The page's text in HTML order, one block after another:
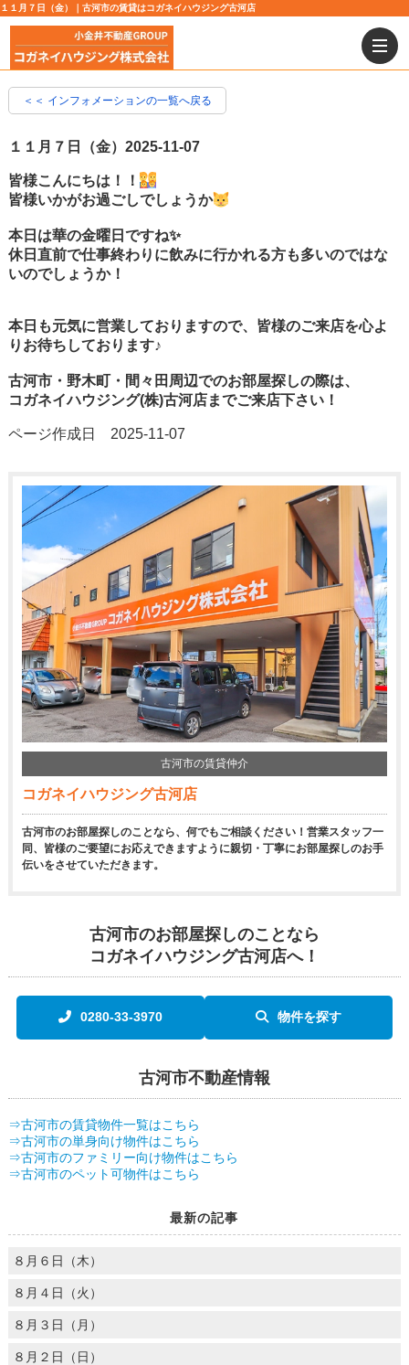
１１月７日（金）｜古河市の賃貸はコガネイハウジング古河店
＜＜ インフォメーションの一覧へ戻る
１１月７日（金） 2025-11-07
皆様こんにちは！！
皆様いかがお過ごしでしょうか
本日は華の金曜日ですね✨
休日直前で仕事終わりに飲みに行かれる方も多いのではな
いのでしょうか！
本日も元気に営業しておりますので、皆様のご来店を心よ
りお待ちしております♪
古河市・野木町・間々田周辺でのお部屋探しの際は、
コガネイハウジング(株)古河店までご来店下さい！
ページ作成日 2025-11-07
古河市の賃貸仲介
コガネイハウジング古河店
古河市のお部屋探しのことなら、何でもご相談ください！営業スタッフ一
同、皆様のご要望にお応えできますように親切・丁寧にお部屋探しのお手
伝いをさせていただきます。
古河市のお部屋探しのことなら
コガネイハウジング古河店へ！
0280-33-3970 物件を探す
古河市不動産情報
⇒古河市の賃貸物件一覧はこちら
⇒古河市の単身向け物件はこちら
⇒古河市のファミリー向け物件はこちら
⇒古河市のペット可物件はこちら
最新の記事
８月６日（木）
８月４日（火）
８月３日（月）
８月２日（日）